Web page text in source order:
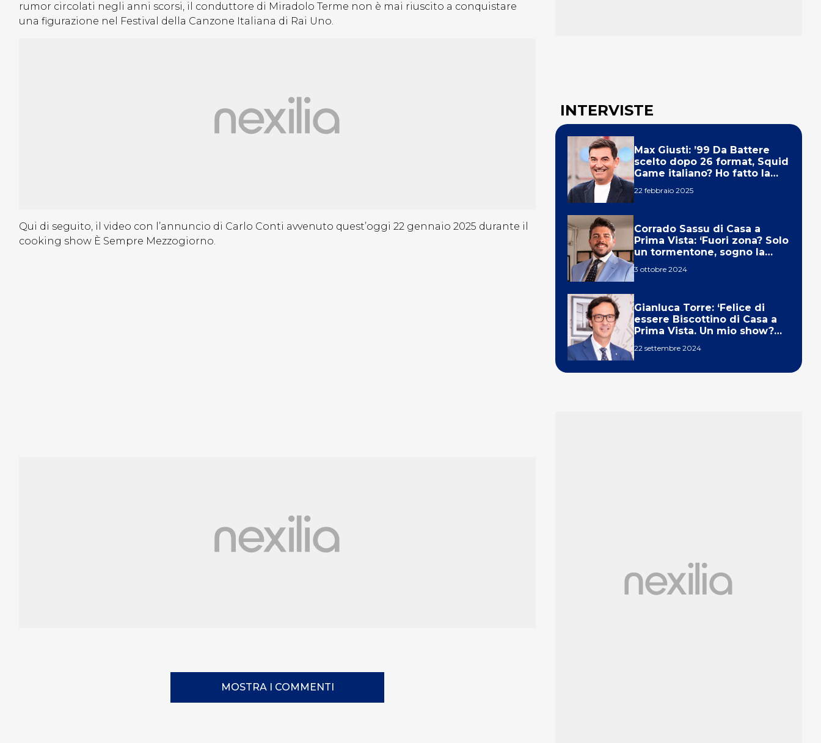
rumor circolati negli anni scorsi, il conduttore di Miradolo Terme non è mai riuscito a conquistare
una figurazione nel Festival della Canzone Italiana di Rai Uno.
Qui di seguito, il video con l’annuncio di Carlo Conti avvenuto quest’oggi 22 gennaio 2025 durante il
cooking show È Sempre Mezzogiorno.
MOSTRA I COMMENTI
INTERVISTE
Max Giusti: ’99 Da Battere
scelto dopo 26 format, Squid
Game italiano? Ho fatto la
22 febbraio 2025
Corrado Sassu di Casa a
Prima Vista: ‘Fuori zona? Solo
un tormentone, sogno la
3 ottobre 2024
Gianluca Torre: ‘Felice di
essere Biscottino di Casa a
Prima Vista. Un mio show?
22 settembre 2024